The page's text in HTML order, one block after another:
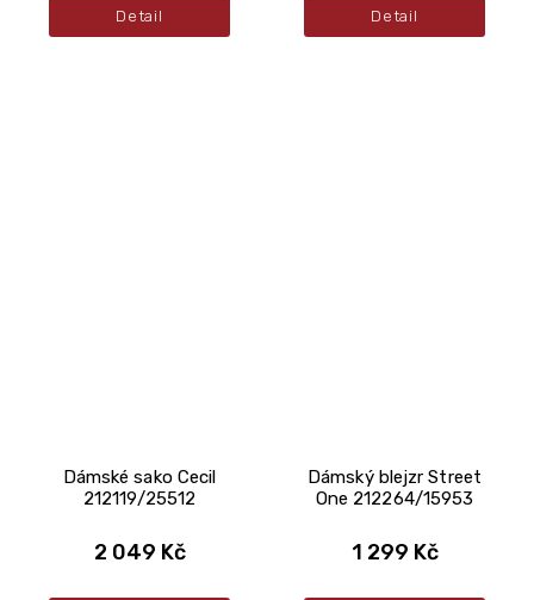
Detail Detail
Dámské sako Cecil
212119/25512
2 049 Kč
Dámský blejzr Street
One 212264/15953
1 299 Kč